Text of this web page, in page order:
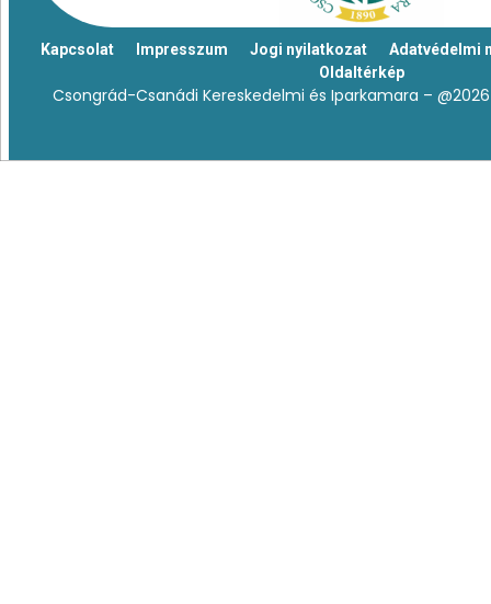
Kapcsolat Impresszum Jogi nyilatkozat
Adatvédelmi
Oldaltérkép
Csongrád-Csanádi Kereskedelmi és Iparkamara –